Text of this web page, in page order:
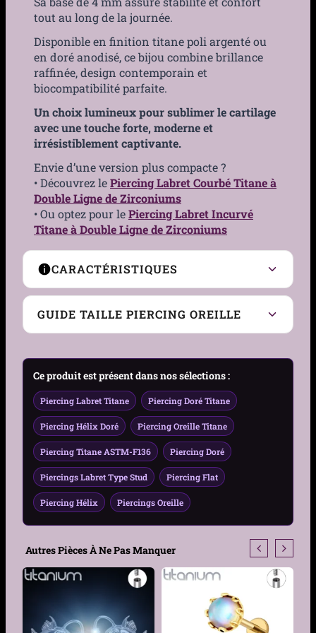
tout au long de la journée.
Disponible en finition titane poli argenté ou
en doré anodisé, ce bijou combine brillance
raffinée, design contemporain et
biocompatibilité parfaite.
Un choix lumineux pour sublimer le cartilage
avec une touche forte, moderne et
irrésistiblement captivante.
Envie d’une version plus compacte ?
• Découvrez lePiercing Labret Courbé Titane à
Double Ligne de Zirconiums
• Ou optez pour lePiercing Labret Incurvé
Titane à Double Ligne de Zirconiums
CARACTÉRISTIQUES
Type de Piercing Labret
Genre Femme, Homme
Matière Titane ASTM-F136
Couleur Gris Argenté, Doré
Finition
• Titane poli (argenté) •
Doré anodisé
Hypoallergénique
Oui — Sans nickel,
biocompatible, adapté
peaux sensibles
Longueur Tige
GUIDE TAILLE PIERCING OREILLE
Guide Taille Piercing Oreille – Gauge, Diamètre &
Zone
Ce produit est présent dans nos sélections :
Piercing Labret Titane Piercing Doré Titane
Piercing Hélix Doré Piercing Oreille Titane
Piercing Titane ASTM-F136 Piercing Doré
Piercings Labret Type Stud Piercing Flat
Piercing Hélix Piercings Oreille
Autres Pièces À Ne Pas Manquer